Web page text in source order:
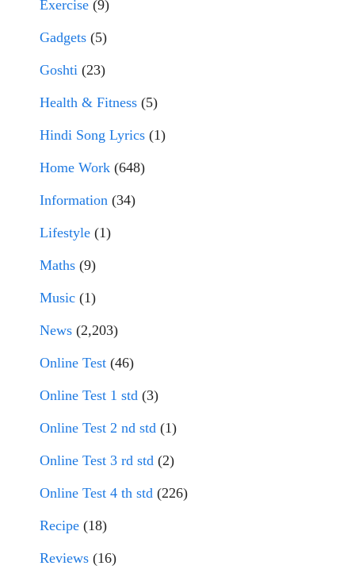
Exercise (9)
Gadgets (5)
Goshti (23)
Health & Fitness (5)
Hindi Song Lyrics (1)
Home Work (648)
Information (34)
Lifestyle (1)
Maths (9)
Music (1)
News (2,203)
Online Test (46)
Online Test 1 std (3)
Online Test 2 nd std (1)
Online Test 3 rd std (2)
Online Test 4 th std (226)
Recipe (18)
Reviews (16)